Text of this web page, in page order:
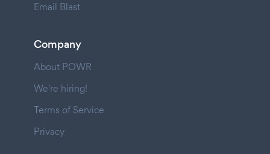
Email Blast
Company
About POWR
We're hiring!
Terms of Service
Privacy